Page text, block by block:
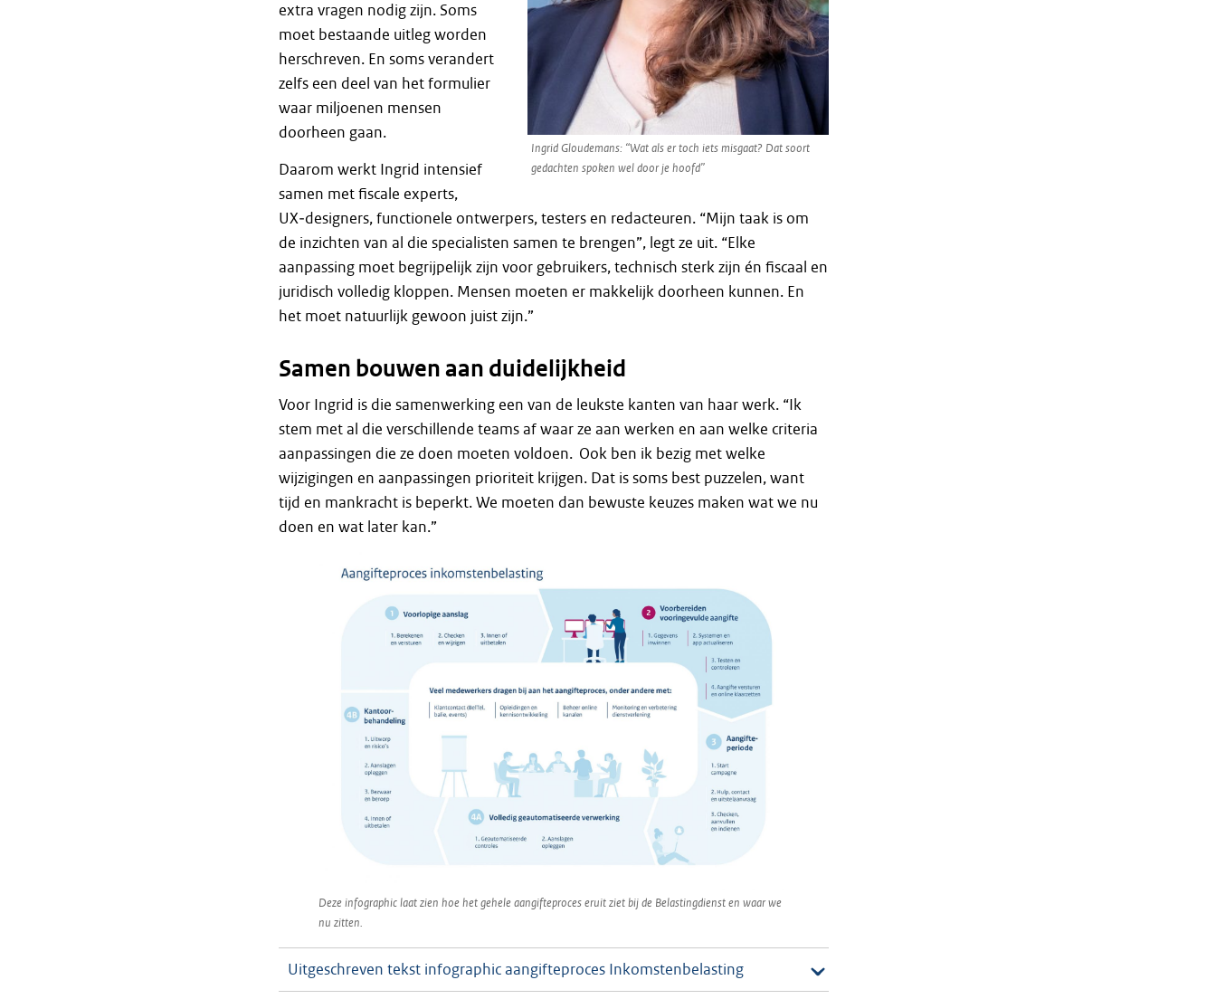
Ingrid Gloudemans: “Wat als er toch iets misgaat? Dat soort
gedachten spoken wel door je hoofd”
extra vragen nodig zijn. Soms
moet bestaande uitleg worden
herschreven. En soms verandert
zelfs een deel van het formulier
waar miljoenen mensen
doorheen gaan.
Daarom werkt Ingrid intensief
samen met fiscale experts,
UX‑designers, functionele ontwerpers, testers en redacteuren. “Mijn taak is om
de inzichten van al die specialisten samen te brengen”, legt ze uit. “Elke
aanpassing moet begrijpelijk zijn voor gebruikers, technisch sterk zijn én fiscaal en
juridisch volledig kloppen. Mensen moeten er makkelijk doorheen kunnen. En
het moet natuurlijk gewoon juist zijn.”
Samen bouwen aan duidelijkheid
Voor Ingrid is die samenwerking een van de leukste kanten van haar werk. “Ik
stem met al die verschillende teams af waar ze aan werken en aan welke criteria
aanpassingen die ze doen moeten voldoen. Ook ben ik bezig met welke
wijzigingen en aanpassingen prioriteit krijgen. Dat is soms best puzzelen, want
tijd en mankracht is beperkt. We moeten dan bewuste keuzes maken wat we nu
doen en wat later kan.”
Deze infographic laat zien hoe het gehele aangifteproces eruit ziet bij de Belastingdienst en waar we
nu zitten.
Uitgeschreven tekst infographic aangifteproces Inkomstenbelasting